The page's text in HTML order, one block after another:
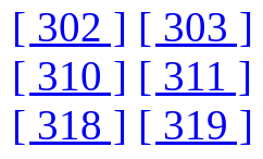
[ 302 ] [ 303 ]
[ 310 ] [ 311 ]
[ 318 ] [ 319 ]